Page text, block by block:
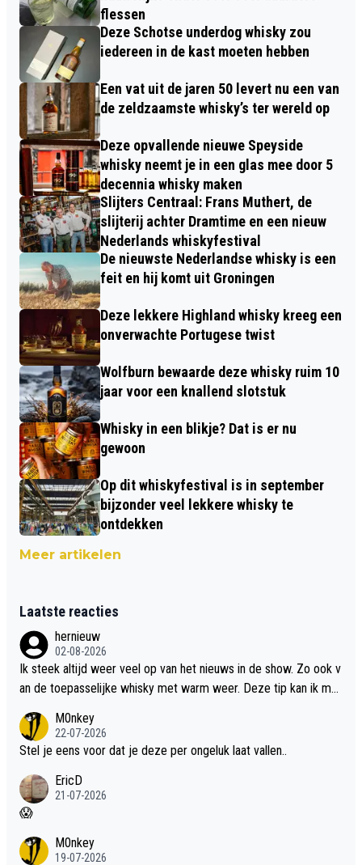
flessen
Deze Schotse underdog whisky zou
iedereen in de kast moeten hebben
Een vat uit de jaren 50 levert nu een van
de zeldzaamste whisky’s ter wereld op
Deze opvallende nieuwe Speyside
whisky neemt je in een glas mee door 5
decennia whisky maken
Slijters Centraal: Frans Muthert, de
slijterij achter Dramtime en een nieuw
Nederlands whiskyfestival
De nieuwste Nederlandse whisky is een
feit en hij komt uit Groningen
Deze lekkere Highland whisky kreeg een
onverwachte Portugese twist
Wolfburn bewaarde deze whisky ruim 10
jaar voor een knallend slotstuk
Whisky in een blikje? Dat is er nu
gewoon
Op dit whiskyfestival is in september
bijzonder veel lekkere whisky te
ontdekken
Meer artikelen
Laatste reacties
hernieuw
02-08-2026
Ik steek altijd weer veel op van het nieuws in de show. Zo ook v
an de toepasselijke whisky met warm weer. Deze tip kan ik met
M0nkey
22-07-2026
Stel je eens voor dat je deze per ongeluk laat vallen..
EricD
21-07-2026
😱
M0nkey
19-07-2026